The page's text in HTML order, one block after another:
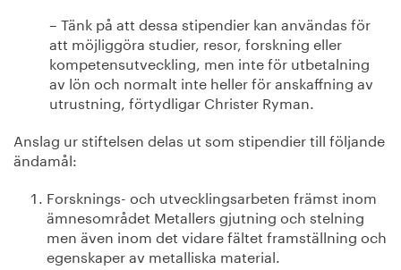
– Tänk på att dessa stipendier kan användas för
att möjliggöra studier, resor, forskning eller
kompetensutveckling, men inte för utbetalning
av lön och normalt inte heller för anskaffning av
utrustning, förtydligar Christer Ryman.
Anslag ur stiftelsen delas ut som stipendier till följande
ändamål:
Forsknings- och utvecklingsarbeten främst inom
ämnesområdet Metallers gjutning och stelning
men även inom det vidare fältet framställning och
egenskaper av metalliska material.